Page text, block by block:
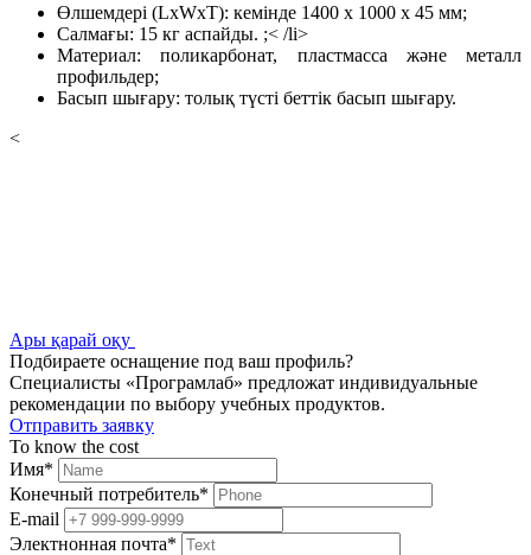
Өлшемдері (LxWxT): кемінде 1400 x 1000 x 45 мм;
Салмағы: 15 кг аспайды. ;< /li>
Материал: поликарбонат, пластмасса және металл
профильдер;
Басып шығару: толық түсті беттік басып шығару.
<
Ары қарай оқу
Подбираете оснащение под ваш профиль?
Специалисты «Програмлаб» предложат индивидуальные
рекомендации по выбору учебных продуктов.
Отправить заявку
To know the cost
Имя*
Конечный потребитель*
E-mail
Электнонная почта*